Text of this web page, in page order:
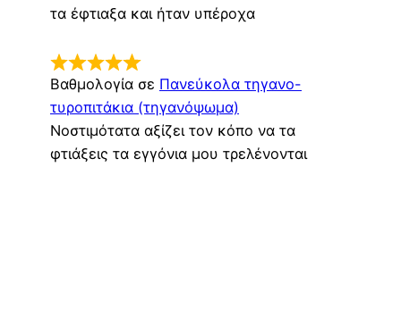
τα έφτιαξα και ήταν υπέροχα
Βαθμολογία σε Πανεύκολα τηγανο-
τυροπιτάκια (τηγανόψωμα)
Νοστιμότατα αξίζει τον κόπο να τα
φτιάξεις τα εγγόνια μου τρελένονται